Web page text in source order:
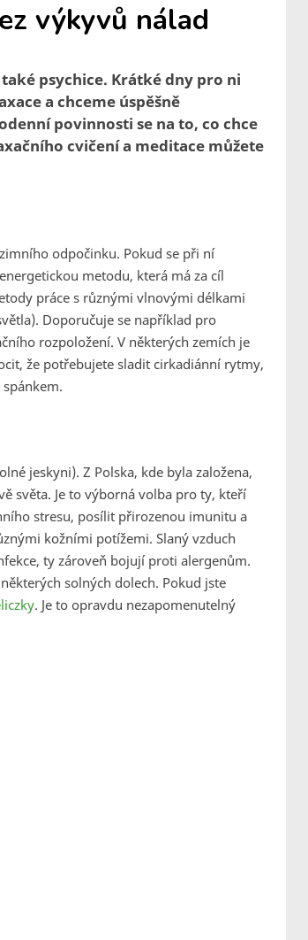
výkyvů nálad
psychice. Krátké dny pro ni
a chceme úspěšně
povinnosti se na to, co chce
cvičení a meditace můžete
odpočinku. Pokud se při ní
metodu, která má za cíl
práce s různými vlnovými délkami
Doporučuje se například pro
rozpoložení. V některých zemích je
že potřebujete sladit cirkadiánní rytmy,
jeskyni). Z Polska, kde byla založena,
světa. Je to výborná volba pro ty, kteří
stresu, posílit přirozenou imunitu a
kožními potížemi. Slaný vzduch
ty zároveň bojují proti alergenům.
solných dolech. Pokud jste
. Je to opravdu nezapomenutelný